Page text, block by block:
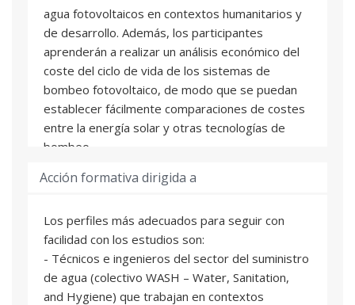
agua fotovoltaicos en contextos humanitarios y
de desarrollo. Además, los participantes
aprenderán a realizar un análisis económico del
coste del ciclo de vida de los sistemas de
bombeo fotovoltaico, de modo que se puedan
establecer fácilmente comparaciones de costes
entre la energía solar y otras tecnologías de
bombeo.
Acción formativa dirigida a
Los perfiles más adecuados para seguir con
facilidad con los estudios son:
- Técnicos e ingenieros del sector del suministro
de agua (colectivo WASH – Water, Sanitation,
and Hygiene) que trabajan en contextos